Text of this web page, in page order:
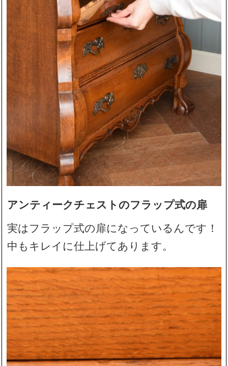
アンティークチェストのフラップ式の扉
実はフラップ式の扉になっているんです！
中もキレイに仕上げてあります。